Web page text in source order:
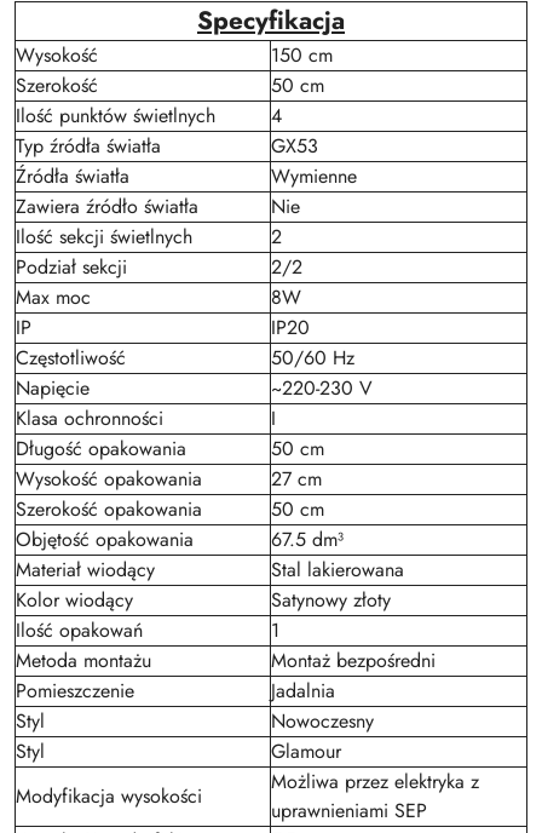
Specyfikacja
Wysokość
150 cm
Szerokość
50 cm
Ilość punktów świetlnych
4
Typ źródła światła
GX53
Źródła światła
Wymienne
Zawiera źródło światła
Nie
Ilość sekcji świetlnych
2
Podział sekcji
2/2
Max moc
8W
IP
IP20
Częstotliwość
50/60 Hz
Napięcie
~220-230 V
Klasa ochronności
I
Długość opakowania
50 cm
Wysokość opakowania
27 cm
Szerokość opakowania
50 cm
Objętość opakowania
67.5 dm³
Materiał wiodący
Stal lakierowana
Kolor wiodący
Satynowy złoty
Ilość opakowań
1
Metoda montażu
Montaż bezpośredni
Pomieszczenie
Jadalnia
Styl
Nowoczesny
Styl
Glamour
Modyfikacja wysokości
Możliwa przez elektryka z
uprawnieniami SEP